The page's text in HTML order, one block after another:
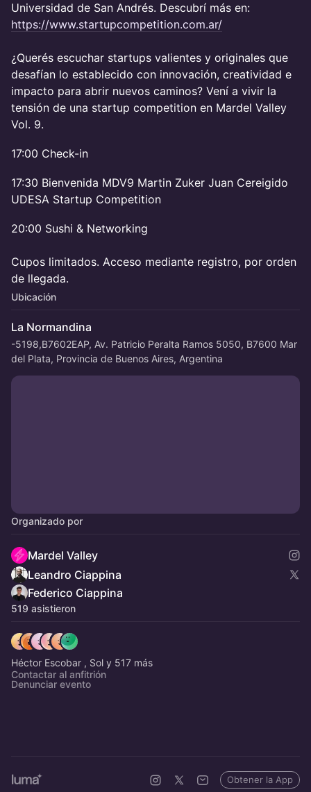
Universidad de San Andrés. Descubrí más en:
https://www.startupcompetition.com.ar/
¿Querés escuchar startups valientes y originales que
desafían lo establecido con innovación, creatividad e
impacto para abrir nuevos caminos? Vení a vivir la
tensión de una startup competition en Mardel Valley
Vol. 9.
17:00 Check-in
17:30 Bienvenida MDV9 Martin Zuker Juan Cereigido
UDESA Startup Competition
20:00 Sushi & Networking
Cupos limitados. Acceso mediante registro, por orden
de llegada.
Ubicación
La Normandina
-5198,B7602EAP, Av. Patricio Peralta Ramos 5050, B7600 Mar
del Plata, Provincia de Buenos Aires, Argentina
Organizado por
Mardel Valley
Leandro Ciappina
Federico Ciappina
519 asistieron
Héctor Escobar , Sol y 517 más
Contactar al anfitrión
Denunciar evento
Obtener la App